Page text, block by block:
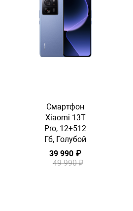
Смартфон
Xiaomi 13T
Pro, 12+512
Гб, Голубой
39 990 ₽
49 990 ₽